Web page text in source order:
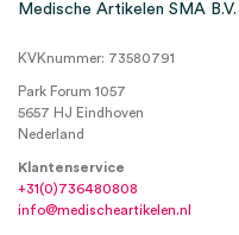
Medische Artikelen SMA B.V.
KVKnummer: 73580791
Park Forum 1057
5657 HJ Eindhoven
Nederland
Klantenservice
+31(0)736480808
info@medischeartikelen.nl